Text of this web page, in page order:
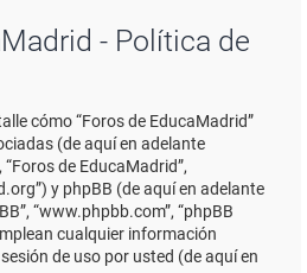
- Política de
cómo “Foros de EducaMadrid”
(de aquí en adelante
“Foros de EducaMadrid”,
y phpBB (de aquí en adelante
“www.phpbb.com”, “phpBB
cualquier información
de uso por usted (de aquí en